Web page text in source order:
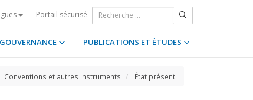
Portail sécurisé
GOUVERNANCE PUBLICATIONS ET ÉTUDES
Conventions et autres instruments État présent